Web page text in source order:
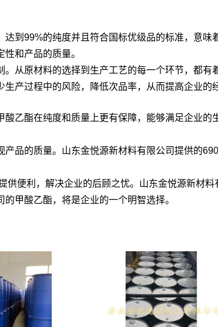
到99%的纯度并且符合国标优级品的标准，意
和产品的质量。
从原材料的选择到生产工艺的每一个环节，都
产过程中的风险，降低次品率，从而提高企业的
乙酯在纯度和质量上更有保障，能够满足企业
品的质量。山东金悦源新材料有限公司提供的
便利，解决企业的后顾之忧。山东金悦源新材
甲酸乙酯，将是企业的一个明智选择。